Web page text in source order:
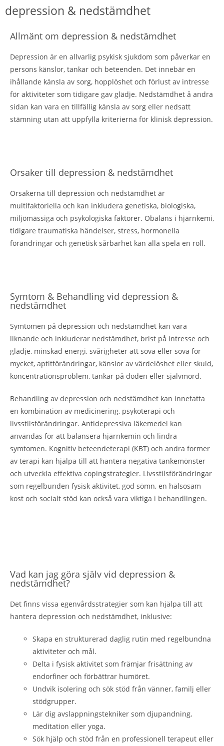
depression & nedstämdhet
Allmänt om depression & nedstämdhet
Depression är en allvarlig psykisk sjukdom som påverkar en
persons känslor, tankar och beteenden. Det innebär en
ihållande känsla av sorg, hopplöshet och förlust av intresse
för aktiviteter som tidigare gav glädje. Nedstämdhet å andra
sidan kan vara en tillfällig känsla av sorg eller nedsatt
stämning utan att uppfylla kriterierna för klinisk depression.
Orsaker till depression & nedstämdhet
Orsakerna till depression och nedstämdhet är
multifaktoriella och kan inkludera genetiska, biologiska,
miljömässiga och psykologiska faktorer. Obalans i hjärnkemi,
tidigare traumatiska händelser, stress, hormonella
förändringar och genetisk sårbarhet kan alla spela en roll.
Symtom & Behandling vid depression &
nedstämdhet
Symtomen på depression och nedstämdhet kan vara
liknande och inkluderar nedstämdhet, brist på intresse och
glädje, minskad energi, svårigheter att sova eller sova för
mycket, aptitförändringar, känslor av värdelöshet eller skuld,
koncentrationsproblem, tankar på döden eller självmord.
Behandling av depression och nedstämdhet kan innefatta
en kombination av medicinering, psykoterapi och
livsstilsförändringar. Antidepressiva läkemedel kan
användas för att balansera hjärnkemin och lindra
symtomen. Kognitiv beteendeterapi (KBT) och andra former
av terapi kan hjälpa till att hantera negativa tankemönster
och utveckla effektiva copingstrategier. Livsstilsförändringar
som regelbunden fysisk aktivitet, god sömn, en hälsosam
kost och socialt stöd kan också vara viktiga i behandlingen.
Vad kan jag göra själv vid depression &
nedstämdhet?
Det finns vissa egenvårdsstrategier som kan hjälpa till att
hantera depression och nedstämdhet, inklusive:
Skapa en strukturerad daglig rutin med regelbundna
aktiviteter och mål.
Delta i fysisk aktivitet som främjar frisättning av
endorfiner och förbättrar humöret.
Undvik isolering och sök stöd från vänner, familj eller
stödgrupper.
Lär dig avslappningstekniker som djupandning,
meditation eller yoga.
Sök hjälp och stöd från en professionell terapeut eller